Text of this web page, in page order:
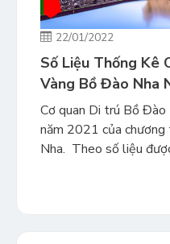
22/01/2022
Số Liệu Thống Kê
Vàng Bồ Đào Nha
Cơ quan Di trú Bồ
năm 2021 của
Nha. Theo số liệu
tư và 98 người phụ